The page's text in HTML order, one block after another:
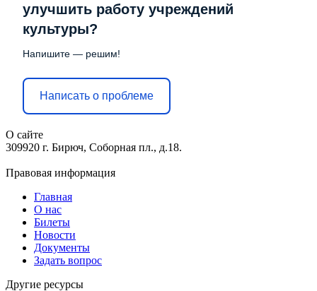
улучшить работу учреждений
культуры?
Напишите — решим!
Написать о проблеме
О сайте
309920 г. Бирюч, Соборная пл., д.18.
Правовая информация
Главная
О нас
Билеты
Новости
Документы
Задать вопрос
Другие ресурсы